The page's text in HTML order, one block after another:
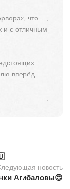
что
и с отличным
вперёд.
новость
Агибаловы😍